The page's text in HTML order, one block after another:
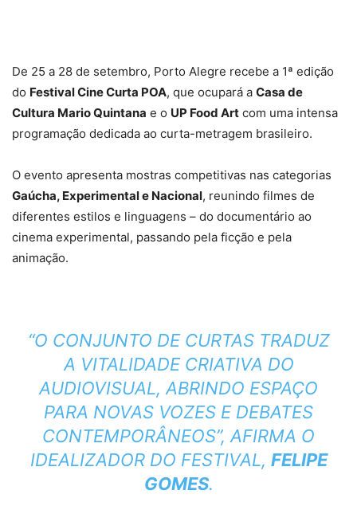
De 25 a 28 de setembro, Porto Alegre recebe a 1ª edição
do Festival Cine Curta POA, que ocupará a Casa de
Cultura Mario Quintana e o UP Food Art com uma intensa
programação dedicada ao curta-metragem brasileiro.
O evento apresenta mostras competitivas nas categorias
Gaúcha, Experimental e Nacional, reunindo filmes de
diferentes estilos e linguagens – do documentário ao
cinema experimental, passando pela ficção e pela
animação.
“O CONJUNTO DE CURTAS TRADUZ
A VITALIDADE CRIATIVA DO
AUDIOVISUAL, ABRINDO ESPAÇO
PARA NOVAS VOZES E DEBATES
CONTEMPORÂNEOS”, AFIRMA O
IDEALIZADOR DO FESTIVAL, FELIPE
GOMES.